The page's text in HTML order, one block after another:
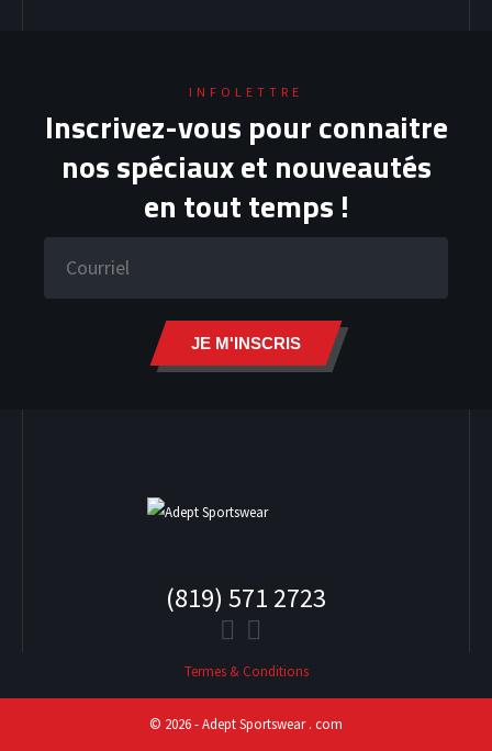
HOODIES
INFOLETTRE
Inscrivez-vous pour connaitre
nos spéciaux et nouveautés
en tout temps !
JE M'INSCRIS
(819) 571 2723
Termes & Conditions
© 2026 - Adept Sportswear . com